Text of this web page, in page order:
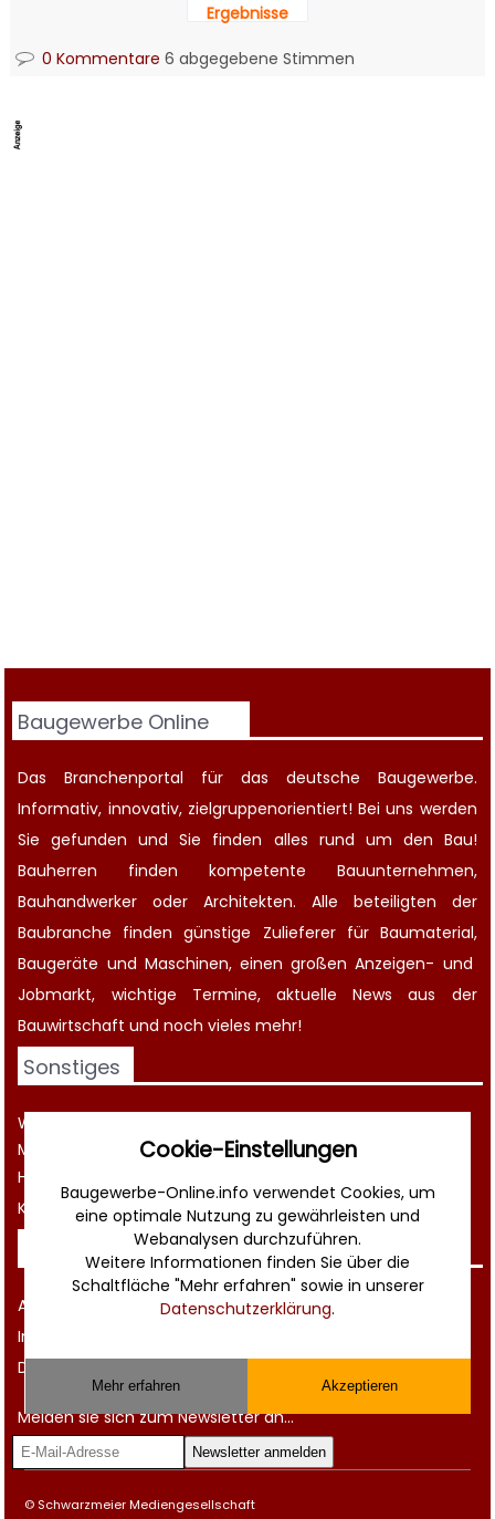
Ergebnisse
0 Kommentare 6 abgegebene Stimmen
Baugewerbe Online
Das Branchenportal für das deutsche Baugewerbe.
Informativ, innovativ, zielgruppenorientiert! Bei uns werden
Sie gefunden und Sie finden alles rund um den Bau!
Bauherren finden kompetente Bauunternehmen,
Bauhandwerker oder Architekten. Alle beteiligten der
Baubranche finden günstige Zulieferer für Baumaterial,
Baugeräte und Maschinen, einen großenAnzeigen- und
Jobmarkt, wichtige Termine, aktuelleNews aus der
Bauwirtschaft und noch vieles mehr!
Sonstiges
Werbung
Musterverträge und Vorlagen
Hilfe
Kontakt
Rechtliches
AGB
Impressum
Datenschutz
Melden sie sich zum Newsletter an...
© Schwarzmeier Mediengesellschaft
Cookie-Einstellungen
Baugewerbe-Online.info verwendet Cookies, um
eine optimale Nutzung zu gewährleisten und
Webanalysen durchzuführen.
Weitere Informationen finden Sie über die
Schaltfläche "Mehr erfahren" sowie in unserer
Datenschutzerklärung.
Mehr erfahren Akzeptieren